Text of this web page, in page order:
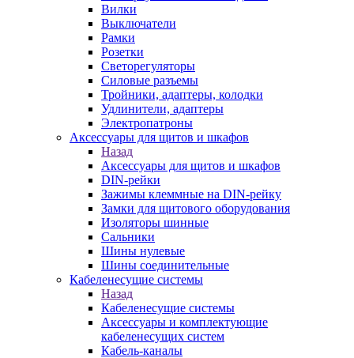
Вилки
Выключатели
Рамки
Розетки
Светорегуляторы
Силовые разъемы
Тройники, адаптеры, колодки
Удлинители, адаптеры
Электропатроны
Аксессуары для щитов и шкафов
Назад
Аксессуары для щитов и шкафов
DIN-рейки
Зажимы клеммные на DIN-рейку
Замки для щитового оборудования
Изоляторы шинные
Сальники
Шины нулевые
Шины соединительные
Кабеленесущие системы
Назад
Кабеленесущие системы
Аксессуары и комплектующие
кабеленесущих систем
Кабель-каналы